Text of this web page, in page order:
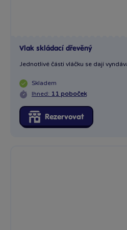
Vlak skládací dřevěný
Jednotlivé části vláčku se dají
Skladem
Ihned: 11 poboček
Rezervovat